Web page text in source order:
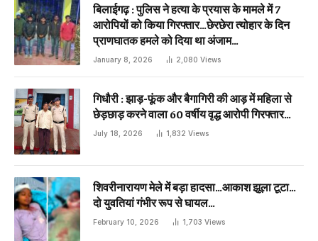
बिलाईगढ़ : पुलिस ने हत्या के प्रयास के मामले में 7
आरोपियों को किया गिरफ्तार…छेरछेरा त्योहार के दिन
प्राणघातक हमले को दिया था अंजाम…
January 8, 2026 2,080 Views
गिधौरी : झाड़-फूंक और बैगागिरी की आड़ में महिला से
छेड़छाड़ करने वाला 60 वर्षीय वृद्ध आरोपी गिरफ्तार…
July 18, 2026 1,832 Views
शिवरीनारायण मेले में बड़ा हादसा…आकाश झूला टूटा…
दो युवतियां गंभीर रूप से घायल…
February 10, 2026 1,703 Views